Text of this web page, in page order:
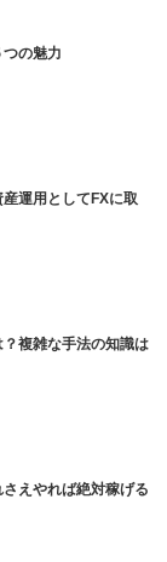
の魅力
運用としてFXに取
複雑な手法の知識は
えやれば絶対稼げる